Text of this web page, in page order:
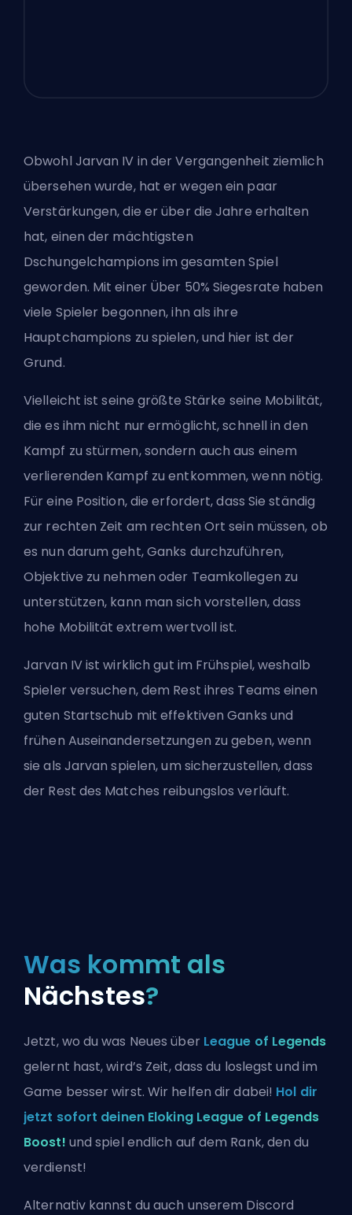
Obwohl Jarvan IV in der Vergangenheit ziemlich
übersehen wurde, hat er wegen ein paar
Verstärkungen, die er über die Jahre erhalten
hat, einen der mächtigsten
Dschungelchampions im gesamten Spiel
geworden. Mit einer Über 50% Siegesrate haben
viele Spieler begonnen, ihn als ihre
Hauptchampions zu spielen, und hier ist der
Grund.
Vielleicht ist seine größte Stärke seine Mobilität,
die es ihm nicht nur ermöglicht, schnell in den
Kampf zu stürmen, sondern auch aus einem
verlierenden Kampf zu entkommen, wenn nötig.
Für eine Position, die erfordert, dass Sie ständig
zur rechten Zeit am rechten Ort sein müssen, ob
es nun darum geht, Ganks durchzuführen,
Objektive zu nehmen oder Teamkollegen zu
unterstützen, kann man sich vorstellen, dass
hohe Mobilität extrem wertvoll ist.
Jarvan IV ist wirklich gut im Frühspiel, weshalb
Spieler versuchen, dem Rest ihres Teams einen
guten Startschub mit effektiven Ganks und
frühen Auseinandersetzungen zu geben, wenn
sie als Jarvan spielen, um sicherzustellen, dass
der Rest des Matches reibungslos verläuft.
Was kommt als
Nächstes?
Jetzt, wo du was Neues über League of Legends
gelernt hast, wird’s Zeit, dass du loslegst und im
Game besser wirst. Wir helfen dir dabei! Hol dir
jetzt sofort deinen Eloking League of Legends
Boost! und spiel endlich auf dem Rank, den du
verdienst!
Alternativ kannst du auch unserem Discord